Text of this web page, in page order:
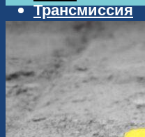
Трансмиссия
Тюнинг
Ходовая
Меню